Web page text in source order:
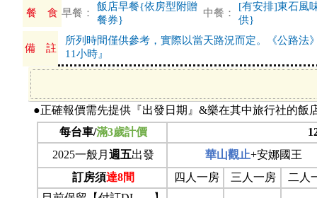
餐 食 早餐：
飯店早餐{依房型附贈
餐券}
中餐：
[有安排]東石風
供}
備 註
所列時間僅供參考，實際以當天路況而定。《公路
11小時』
●正確報價需先提供『出發日期』&樂在其中旅行社的飯
每台車/滿3歲計價
2025一般月 週五出發 華山觀止+安娜國王
訂房須達8間 四人一房 三人一房
二人